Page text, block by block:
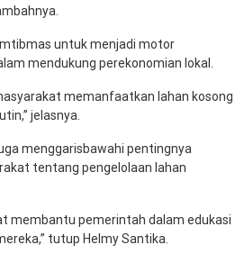
untuk menjadi motor
mendukung perekonomian lokal.
memanfaatkan lahan kosong
jelasnya.
menggarisbawahi pentingnya
tentang pengelolaan lahan
membantu pemerintah dalam edukasi
tutup Helmy Santika.